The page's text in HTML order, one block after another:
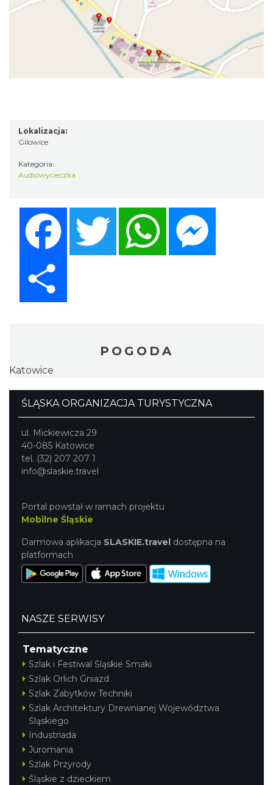
Lokalizacja:
Gilowice
Kategoria:
Audiowycieczka
Twitter WhatsApp
POGODA
Katowice
ŚLĄSKA ORGANIZACJA TURYSTYCZNA
ul. Mickiewicza 29
40-085 Katowice
tel. (32) 207 207 1
info@slaskie.travel
Portal powstał w ramach projektu
Mobilne Śląskie
Darmowa aplikacja SLASKIE.travel dostępna na
platformach
NASZE SERWISY
Tematyczne
Szlak i Festiwal Śląskie Smaki
Szlak Orlich Gniazd
Szlak Zabytków Techniki
Szlak Architektury Drewnianej Województwa
Śląskiego
Industriada
Juromania
Szlak Przyrody
Śląskie z dzieckiem